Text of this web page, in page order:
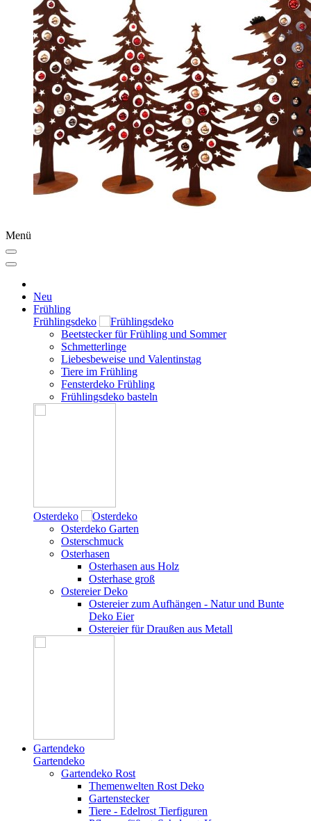
Menü
Neu
Frühling
Frühlingsdeko
Beetstecker für Frühling und Sommer
Schmetterlinge
Liebesbeweise und Valentinstag
Tiere im Frühling
Fensterdeko Frühling
Frühlingsdeko basteln
Osterdeko
Osterdeko Garten
Osterschmuck
Osterhasen
Osterhasen aus Holz
Osterhase groß
Ostereier Deko
Ostereier zum Aufhängen - Natur und Bunte
Deko Eier
Ostereier für Draußen aus Metall
Gartendeko
Gartendeko
Gartendeko Rost
Themenwelten Rost Deko
Gartenstecker
Tiere - Edelrost Tierfiguren